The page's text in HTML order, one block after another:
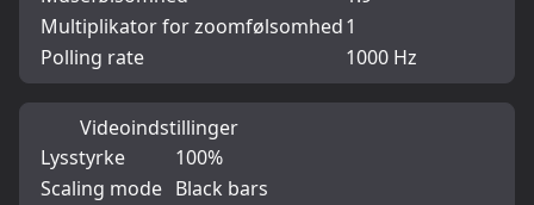
Multiplikator for zoomfølsomhed1
Polling rate
1000 Hz
Videoindstillinger
Lysstyrke
100%
Scaling mode Black bars